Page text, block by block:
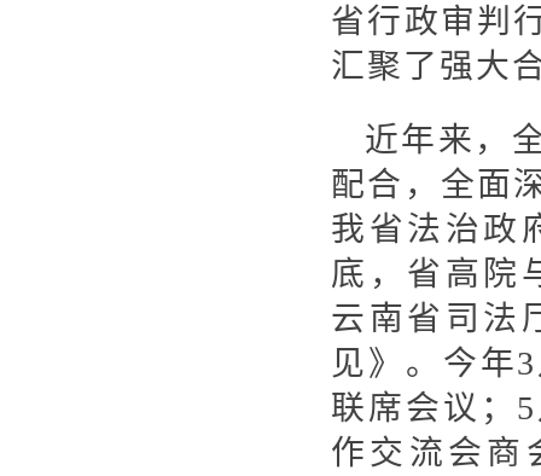
省行政审判
汇聚了强大
近年来，
配合，全面
我省法治政
底，省高院
云南省司法
见》。今年
联席会议；
作交流会商